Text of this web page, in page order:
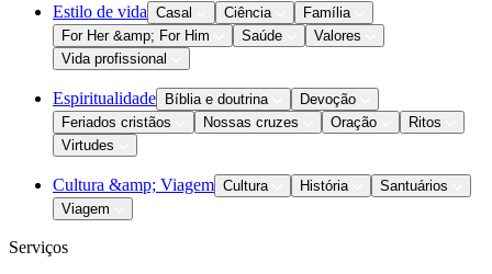
Estilo de vida Casal Ciência
Família
For Her &amp; For Him
Saúde
Valores
Vida profissional
Espiritualidade Bíblia e doutrina
Devoção
Feriados cristãos
Nossas cruzes Oração
Ritos
Virtudes
Cultura &amp; Viagem Cultura História
Santuários
Viagem
Serviços